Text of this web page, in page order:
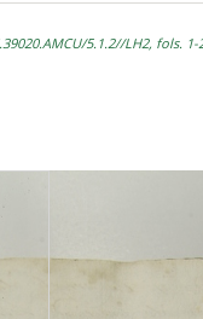
5.1.2//LH2, fols. 1-